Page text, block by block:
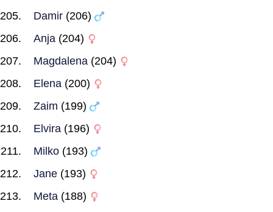
Damir (206)
Anja (204)
Magdalena (204)
Elena (200)
Zaim (199)
Elvira (196)
Milko (193)
Jane (193)
Meta (188)